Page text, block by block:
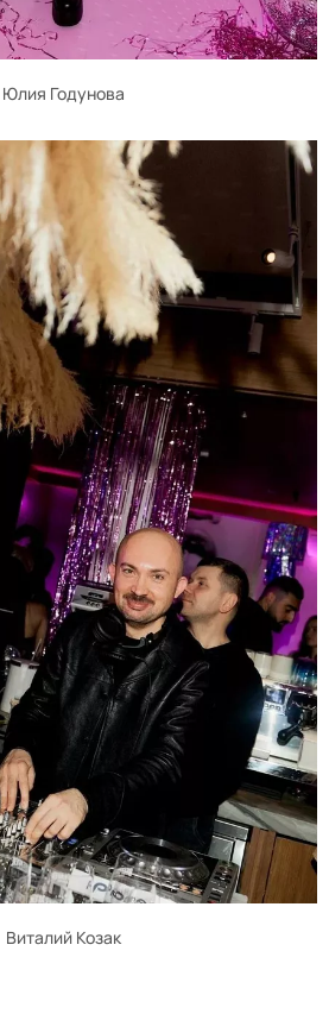
Юлия Годунова
Виталий Козак